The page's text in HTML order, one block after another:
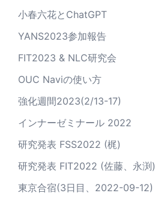
小春六花とChatGPT
YANS2023参加報告
FIT2023 & NLC研究会
OUC Naviの使い方
強化週間2023(2/13-17)
インナーゼミナール 2022
研究発表 FSS2022 (梶)
研究発表 FIT2022 (佐藤、永渕)
東京合宿(3日目、2022-09-12)